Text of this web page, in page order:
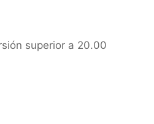
superior a 20.00